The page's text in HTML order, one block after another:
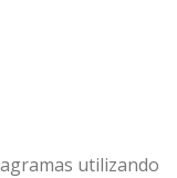
utilizando